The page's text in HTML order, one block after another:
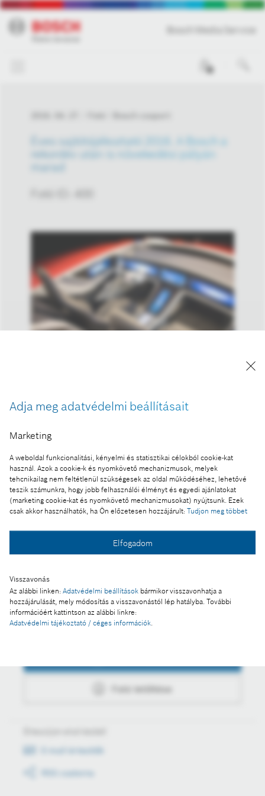
Adja meg adatvédelmi beállításait
Marketing
A weboldal funkcionalitási, kényelmi és statisztikai célokból cookie-kat
használ. Azok a cookie-k és nyomkövető mechanizmusok, melyek
tehcnikailag nem feltétlenül szükségesek az oldal működéséhez, lehetővé
teszik számunkra, hogy jobb felhasználói élményt és egyedi ajánlatokat
(marketing cookie-kat és nyomkövető mechanizmusokat) nyújtsunk. Ezek
csak akkor használhatók, ha Ön előzetesen hozzájárult: Tudjon meg többet
Elfogadom
Visszavonás
Az alábbi linken: Adatvédelmi beállítások bármikor visszavonhatja a
hozzájárulását, mely módosítás a visszavonástól lép hatályba. További
információért kattintson az alábbi linkre:
Adatvédelmi tájékoztató / céges információk.
Éves sajtótájékoztató 2016. A Bosch a
rekordév után is növekedési pályán
marad
számára díjmentesen felhasználható.
Ennek a sajtóközleménynek a része:
Éves sajtótájékoztató 2016. A Bosch a rekordév
után is növekedési pályán marad
Fotó a kosárba
Műveletek
Fotó letöltése
E-mail értesítők
RSS csatorna